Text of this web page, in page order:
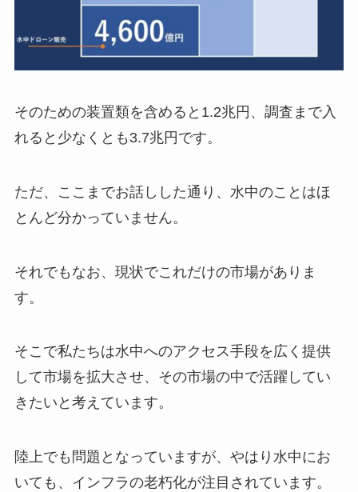
そのための装置類を含めると1.2兆円、調査まで入
れると少なくとも3.7兆円です。
ただ、ここまでお話しした通り、水中のことはほ
とんど分かっていません。
それでもなお、現状でこれだけの市場がありま
す。
そこで私たちは水中へのアクセス手段を広く提供
して市場を拡大させ、その市場の中で活躍してい
きたいと考えています。
陸上でも問題となっていますが、やはり水中にお
いても、インフラの老朽化が注目されています。